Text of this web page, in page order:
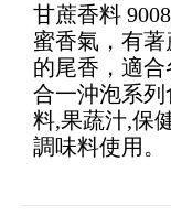
甘蔗香料
蜜香氣，有
的尾香，適
合一沖泡系
料,果蔬汁,保
調味料使用。